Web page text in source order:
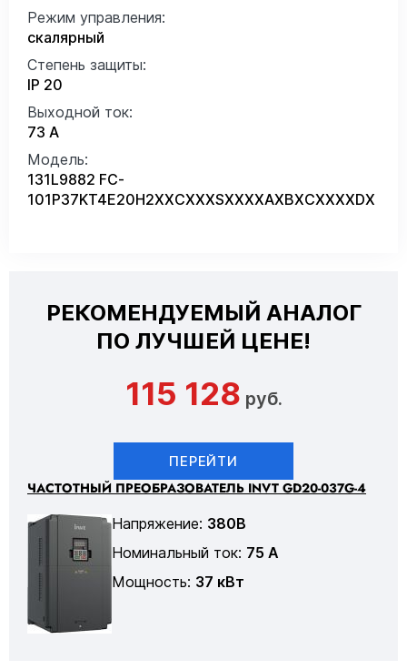
Режим управления:
скалярный
Степень защиты:
IP 20
Выходной ток:
73 А
Модель:
131L9882 FC-
101P37KT4E20H2XXCXXXSXXXXAXBXCXXXXDX
РЕКОМЕНДУЕМЫЙ АНАЛОГ
ПО ЛУЧШЕЙ ЦЕНЕ!
115 128 руб.
ПЕРЕЙТИ
ЧАСТОТНЫЙ ПРЕОБРАЗОВАТЕЛЬ INVT GD20-037G-4
Напряжение: 380В
Номинальный ток: 75 А
Мощность: 37 кВт